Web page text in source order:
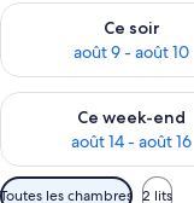
Ce soir
août 9 - août 10
Vérifier la
Ce week-end
août 14 - août 16
Vérifier la
Filtres
Toutes les chambres 2 lits